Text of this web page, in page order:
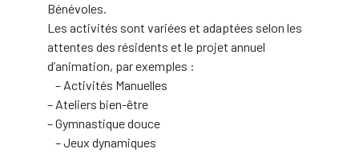
Bénévoles.
Les activités sont variées et adaptées selon les
attentes des résidents et le projet annuel
d’animation, par exemples :
– Activités Manuelles
– Ateliers bien-être
– Gymnastique douce
– Jeux dynamiques